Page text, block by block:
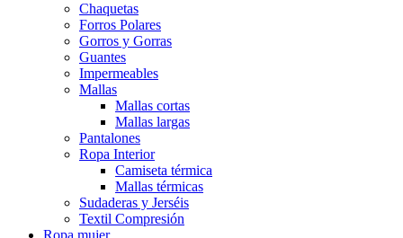
Chaquetas
Forros Polares
Gorros y Gorras
Guantes
Impermeables
Mallas
Mallas cortas
Mallas largas
Pantalones
Ropa Interior
Camiseta térmica
Mallas térmicas
Sudaderas y Jerséis
Textil Compresión
Ropa mujer